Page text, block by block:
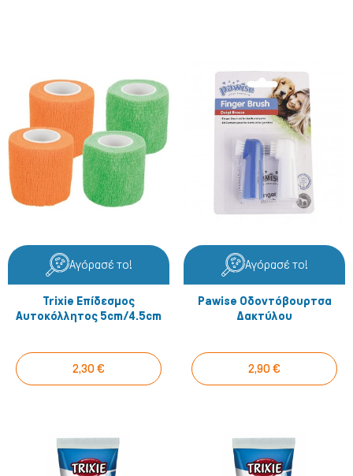
Αγόρασέ το!
Trixie Επίδεσμος
Αυτοκόλλητος 5cm/4.5cm
2,30 €
Αγόρασέ το!
Pawise Οδοντόβουρτσα
Δακτύλου
2,90 €